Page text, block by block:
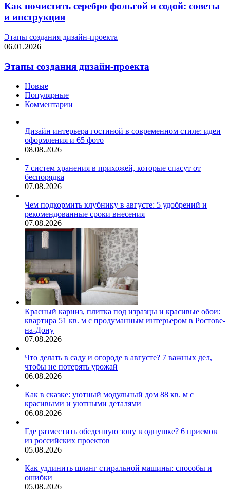
Как почистить серебро фольгой и содой: советы
и инструкция
Этапы создания дизайн-проекта
06.01.2026
Этапы создания дизайн-проекта
Новые
Популярные
Комментарии
Дизайн интерьера гостиной в современном стиле: идеи
оформления и 65 фото
08.08.2026
7 систем хранения в прихожей, которые спасут от
беспорядка
07.08.2026
Чем подкормить клубнику в августе: 5 удобрений и
рекомендованные сроки внесения
07.08.2026
Красный карниз, плитка под изразцы и красивые обои:
квартира 51 кв. м с продуманным интерьером в Ростове-
на-Дону
07.08.2026
Что делать в саду и огороде в августе? 7 важных дел,
чтобы не потерять урожай
06.08.2026
Как в сказке: уютный модульный дом 88 кв. м с
красивыми и уютными деталями
06.08.2026
Где разместить обеденную зону в однушке? 6 приемов
из российских проектов
05.08.2026
Как удлинить шланг стиральной машины: способы и
ошибки
05.08.2026